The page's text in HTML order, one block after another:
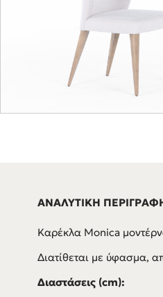
ΑΝΑΛΥΤΙΚΗ
Καρέκλα Monica
Διατίθεται με ύφασμα,
Διαστάσεις (cm):